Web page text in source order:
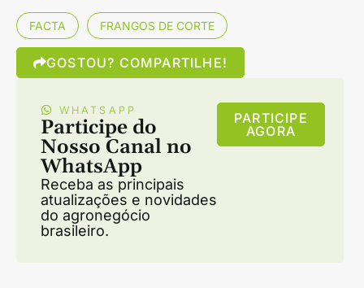
FACTA FRANGOS DE CORTE
GOSTOU? COMPARTILHE!
WHATSAPP
Participe do
Nosso Canal no
WhatsApp
Receba as principais
atualizações e novidades
do agronegócio
brasileiro.
PARTICIPE
AGORA